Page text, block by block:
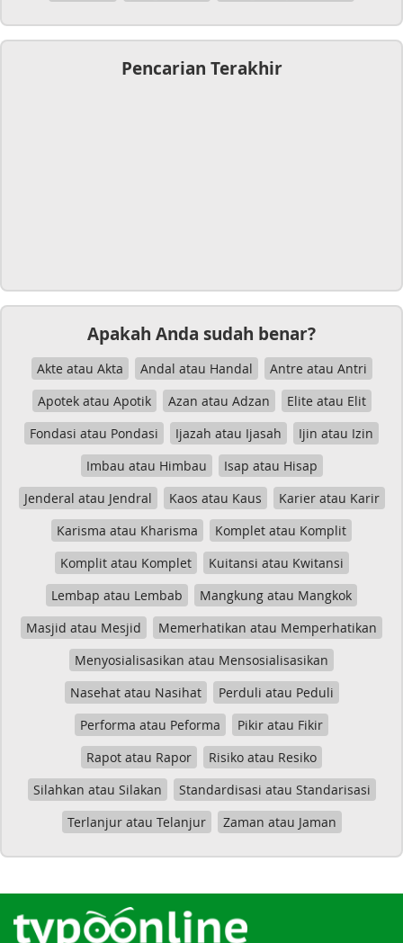
Pencarian Terakhir
Apakah Anda sudah benar?
Akte atau Akta Andal atau Handal
Antre atau Antri
Apotek atau Apotik
Azan atau Adzan
Elite atau Elit
Fondasi atau Pondasi
Ijazah atau Ijasah
Ijin atau Izin
Imbau atau Himbau
Isap atau Hisap
Jenderal atau Jendral
Kaos atau Kaus
Karier atau Karir
Karisma atau Kharisma
Komplet atau Komplit
Komplit atau Komplet
Kuitansi atau Kwitansi
Lembap atau Lembab
Mangkung atau Mangkok
Masjid atau Mesjid
Memerhatikan atau Memperhatikan
Menyosialisasikan atau Mensosialisasikan
Nasehat atau Nasihat
Perduli atau Peduli
Performa atau Peforma
Pikir atau Fikir
Rapot atau Rapor
Risiko atau Resiko
Silahkan atau Silakan
Standardisasi atau Standarisasi
Terlanjur atau Telanjur
Zaman atau Jaman